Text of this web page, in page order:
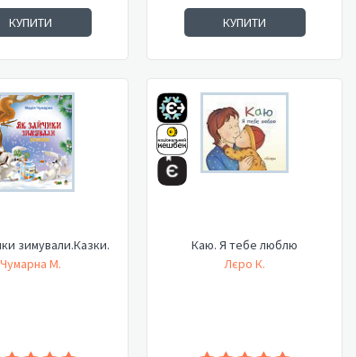
КУПИТИ КУПИТИ
зимували.Казки.
Чумарна М.
Каю. Я тебе люблю
Лєро К.